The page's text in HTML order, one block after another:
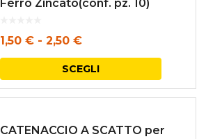
Ferro Zincato(conf. pz. 10)
1,50 € - 2,50 €Fascia
di
prezzo:
1,50 €
SCEGLI
Questo
più
CATENACCIO A SCATTO per